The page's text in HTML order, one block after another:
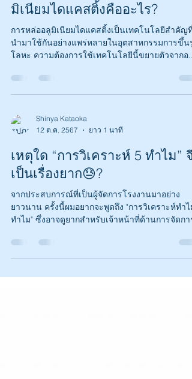
มิเนียมไดแคสติ้งคืออะไร?
การหล่ออลูมิเนียมไดแคสติ้งเป็นเทคโนโลยีสำคัญที่
นำมาใช้กันอย่างแพร่หลายในอุตสาหกรรมการขึ้นรู
โลหะ ความต้องการใช้เทคโนโลยีนี้ขยายตัวจากอ...
Shinya Kataoka
12 ต.ค. 2567
ยาว 1 นาที
เหตุใด “การวิเคราะห์ 5 ทำไม” จึง
เป็นเรื่องยาก😓?
จากประสบการณ์ที่เป็นผู้จัดการโรงงานมาอย่าง
ยาวนาน ครั้งนี้ผมอยากจะพูดถึง "การวิเคราะห์ทำไม
ทำไม" ซึ่งอาจดูยากสำหรับเจ้าหน้าที่ด้านการจัดการ